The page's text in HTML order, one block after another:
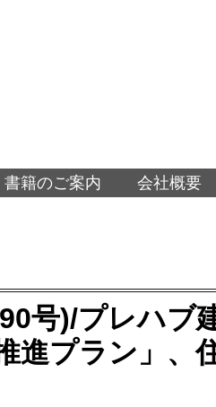
書籍のご案内 会社概要
号)/プレハブ
進プラン」、